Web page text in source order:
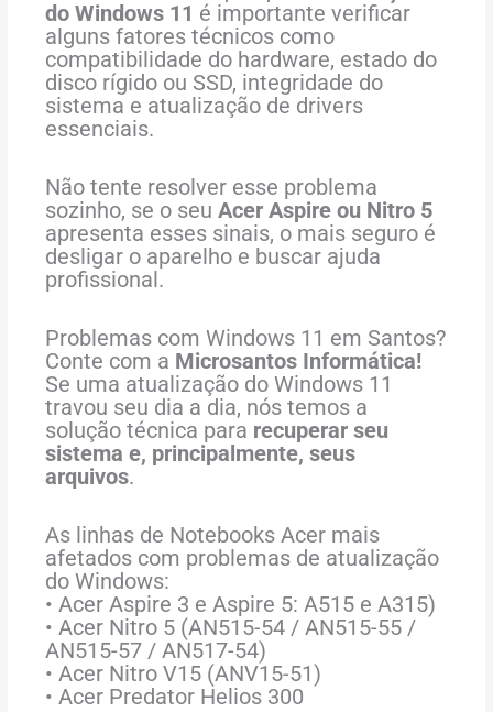
doWindows 11 é importanteverificar
algunsfatorestécnicos como
compatibilidade do hardware, estado do
disco rígido ou SSD, integridade do
sistema e atualização de drivers
essenciais.
Não tente resolver esse problema
sozinho, se o seuAcer Aspire ou Nitro 5
apresenta esses sinais, o mais seguro é
desligar o aparelho e buscar ajuda
profissional.
Problemas com Windows 11 em Santos?
Conte com a Microsantos Informática!
Se uma atualização do Windows 11
travou seu dia a dia, nós temos a
solução técnica para recuperar seu
sistema e, principalmente, seus
arquivos.
As linhas de Notebooks Acer mais
afetados com problemas de atualização
do Windows:
• Acer Aspire 3 e Aspire 5: A515 e A315)
• Acer Nitro 5 (AN515-54 / AN515-55 /
AN515-57 / AN517-54)
• Acer Nitro V15 (ANV15-51)
• Acer Predator Helios 300